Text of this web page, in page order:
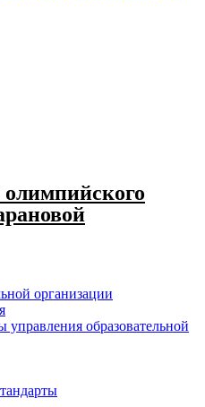
организации
управления образовательной